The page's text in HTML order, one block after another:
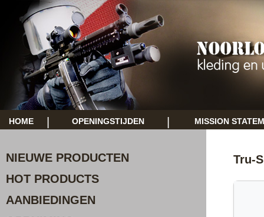
HOME OPENINGSTIJDEN MISSION
NIEUWE PRODUCTEN
HOT PRODUCTS
AANBIEDINGEN
Tru-